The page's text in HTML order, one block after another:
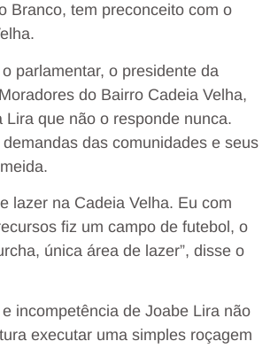
Branco, tem preconceito com o
parlamentar, o presidente da
do Bairro Cadeia Velha,
Lira que não o responde nunca.
demandas das comunidades e seus
lazer na Cadeia Velha. Eu com
fiz um campo de futebol, o
única área de lazer”, disse o
e incompetência de Joabe Lira não
executar uma simples roçagem